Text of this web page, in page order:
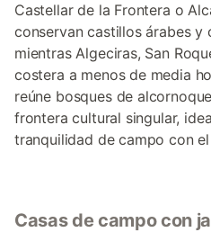
Castellar de la Frontera o
conservan castillos árabes y
mientras Algeciras, San
costera a menos de media
reúne bosques de
frontera cultural singular,
tranquilidad de campo con
Casas de campo con